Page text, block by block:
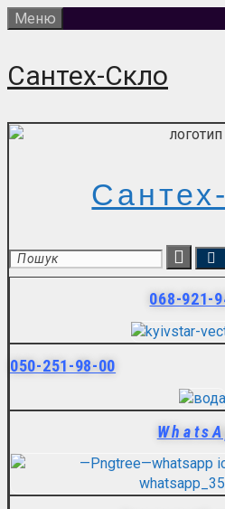
Перейти
до
Меню
Сантех-Скло
068-921-
050-251-98-00